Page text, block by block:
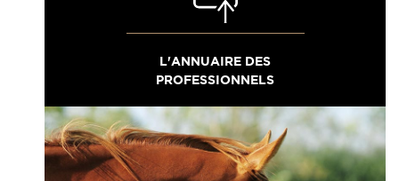
L'ANNUAIRE DES
PROFESSIONNELS